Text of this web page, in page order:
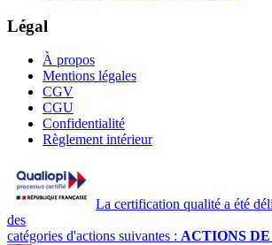
Légal
À propos
Mentions légales
CGV
CGU
Confidentialité
Règlement intérieur
La certification qualité a été
des
catégories d'actions suivantes : ACTIONS